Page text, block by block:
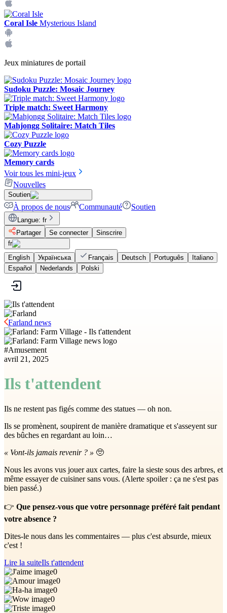
Coral Isle Mysterious Island
Jeux miniatures de portail
Sudoku Puzzle: Mosaic Journey
Triple match: Sweet Harmony
Mahjongg Solitaire: Match Tiles
Cozy Puzzle
Memory cards
Voir tous les mini-jeux
Nouvelles
Soutien
À propos de nous Communauté Soutien
Langue: fr
Partager
Se connecter
Sinscrire
fr
English
Українська Français Deutsch Português
Italiano
Español
Nederlands Polski
Farland news
#Amusement
avril 21, 2025
Ils t'attendent
Ils ne restent pas figés comme des statues — oh non.
Ils se promènent, soupirent de manière dramatique et s'asseyent sur
des bûches en regardant au loin…
« Vont-ils jamais revenir ? » 🥺
Nous les avons vus jouer aux cartes, faire la sieste sous des arbres, et
même essayer de cuisiner sans vous. (Alerte spoiler : ça ne s'est pas
bien passé.)
👉 Que pensez-vous que votre personnage préféré fait pendant
votre absence ?
Dites-le nous dans les commentaires — plus c'est absurde, mieux
c'est !
Lire la suiteIls t'attendent
0
0
0
0
0